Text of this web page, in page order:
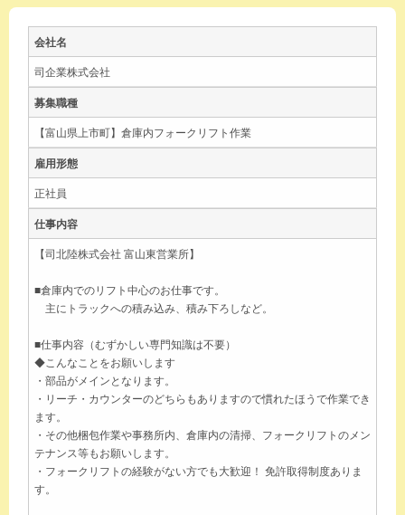
会社名
司企業株式会社
募集職種
【富山県上市町】倉庫内フォークリフト作業
雇用形態
正社員
仕事内容
【司北陸株式会社 富山東営業所】
■倉庫内でのリフト中心のお仕事です。
主にトラックへの積み込み、積み下ろしなど。
■仕事内容（むずかしい専門知識は不要）
◆こんなことをお願いします
・部品がメインとなります。
・リーチ・カウンターのどちらもありますので慣れたほうで作業でき
ます。
・その他梱包作業や事務所内、倉庫内の清掃、フォークリフトのメン
テナンス等もお願いします。
・フォークリフトの経験がない方でも大歓迎！ 免許取得制度ありま
す。